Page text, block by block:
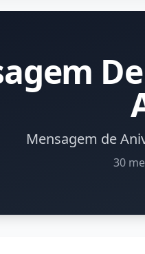
Mensagem de
30